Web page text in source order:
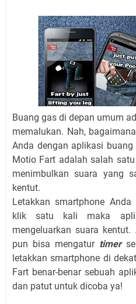
Buang gas di depan umum
memalukan. Nah,
Anda dengan aplikasi
Motio Fart adalah salah
menimbulkan suara yang
kentut.
Letakkan smartphone
klik satu kali maka
mengeluarkan suara
pun bisa mengatur timer
letakkan smartphone di
Fart benar-benar sebuah
dan patut untuk dicoba ya!